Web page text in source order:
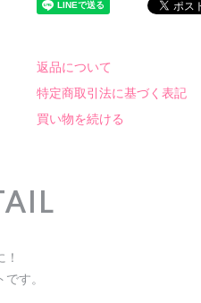
返品について
特定商取引法に基づく表記
買い物を続ける
す。